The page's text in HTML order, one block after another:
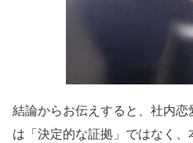
結論からお伝えすると、社内
は「決定的な証拠」ではなく